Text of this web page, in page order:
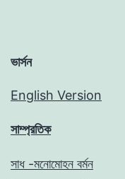
ভার্সন
English Version
সাম্প্রতিক
সাধ -মনোমোহন বর্মন